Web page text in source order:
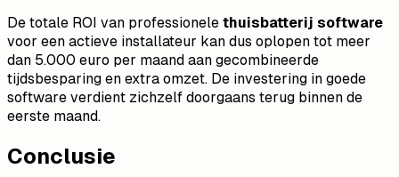
De totale ROI van professionele thuisbatterij software
voor een actieve installateur kan dus oplopen tot meer
dan 5.000 euro per maand aan gecombineerde
tijdsbesparing en extra omzet. De investering in goede
software verdient zichzelf doorgaans terug binnen de
eerste maand.
Conclusie